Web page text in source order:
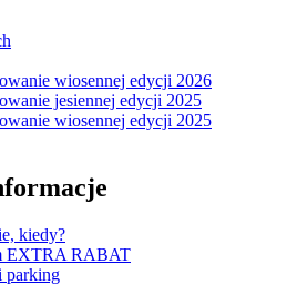
wiosennej edycji 2026
jesiennej edycji 2025
wiosennej edycji 2025
kiedy?
EXTRA RABAT
parking